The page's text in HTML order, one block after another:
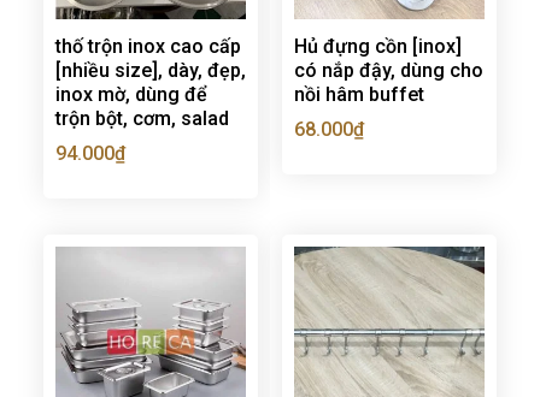
thố trộn inox cao cấp
[nhiều size], dày, đẹp,
inox mờ, dùng để
trộn bột, cơm, salad
94.000₫
Hủ đựng cồn [inox]
có nắp đậy, dùng cho
nồi hâm buffet
68.000₫